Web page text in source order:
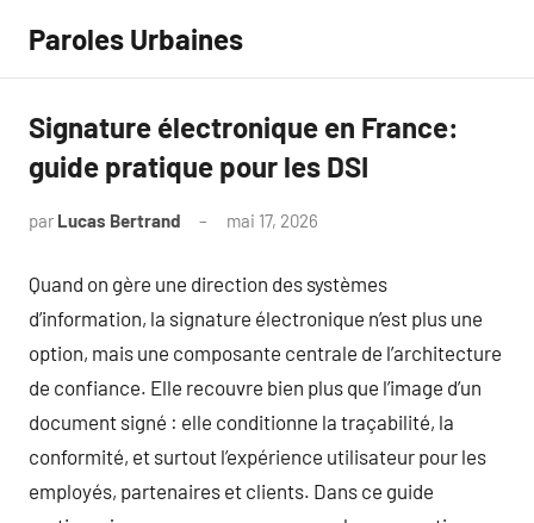
contenu
Paroles Urbaines
Signature électronique en France:
guide pratique pour les DSI
par Lucas Bertrand mai 17, 2026
Quand on gère une direction des systèmes
d’information, la signature électronique n’est plus une
option, mais une composante centrale de l’architecture
de confiance. Elle recouvre bien plus que l’image d’un
document signé : elle conditionne la traçabilité, la
conformité, et surtout l’expérience utilisateur pour les
employés, partenaires et clients. Dans ce guide